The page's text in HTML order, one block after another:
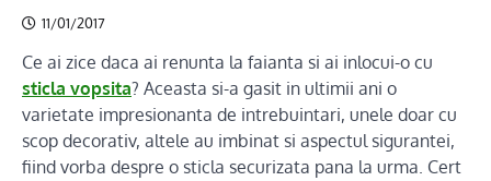
11/01/2017
Ce ai zice daca ai renunta la faianta si ai inlocui-o cu
sticla vopsita? Aceasta si-a gasit in ultimii ani o
varietate impresionanta de intrebuintari, unele doar cu
scop decorativ, altele au imbinat si aspectul sigurantei,
fiind vorba despre o sticla securizata pana la urma. Cert